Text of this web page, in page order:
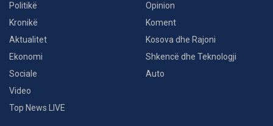
Politikë
Kronikë
Aktualitet
Ekonomi
Sociale
Video
Top News LIVE
Opinion
Koment
Kosova dhe Rajoni
Shkencë dhe Teknologji
Auto